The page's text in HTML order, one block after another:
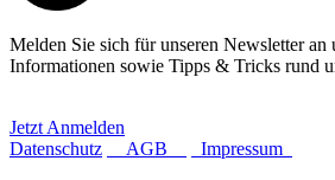
Melden Sie sich für unseren Newsletter an
Informationen sowie Tipps & Tricks rund
Jetzt Anmelden
Datenschutz
AGB Impressum